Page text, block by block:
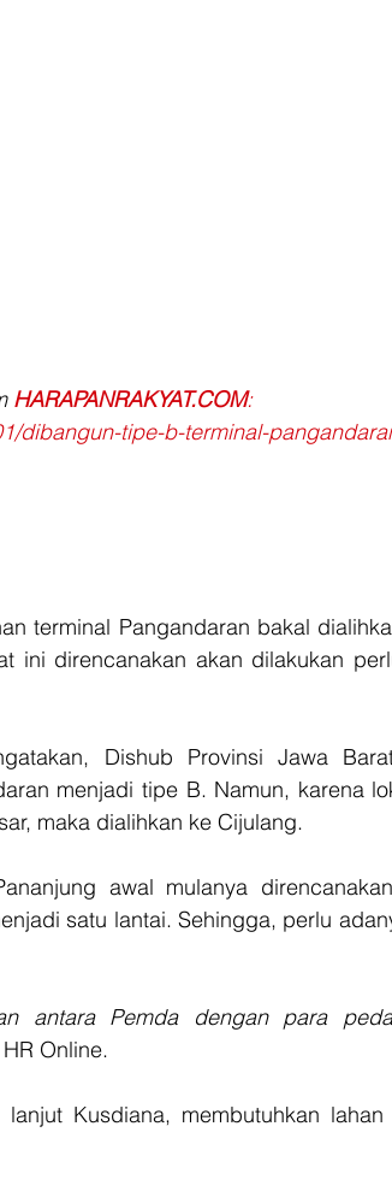
HARAPANRAKYAT.COM:
dibangun-tipe-b-terminal-
terminal Pangandaran bakal
ini direncanakan akan dilakukan
Dishub Provinsi Jawa
menjadi tipe B. Namun, karena
maka dialihkan ke Cijulang.
awal mulanya
satu lantai. Sehingga, perlu
antara Pemda dengan para
Online.
Kusdiana, membutuhkan